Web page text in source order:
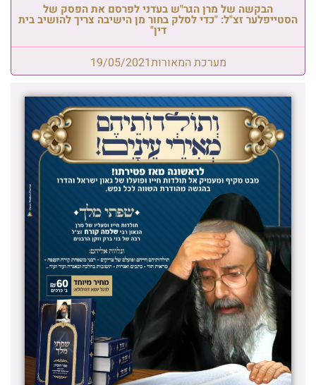
הבקשה של מרן הגר"ש בעדני לפרסם את הפסק של
הסטייפלער זצ"ל: "כדי לסלק בחור מן הישיבה צריך להושיב בית
דין"
מערכת המאורות19/05/2021